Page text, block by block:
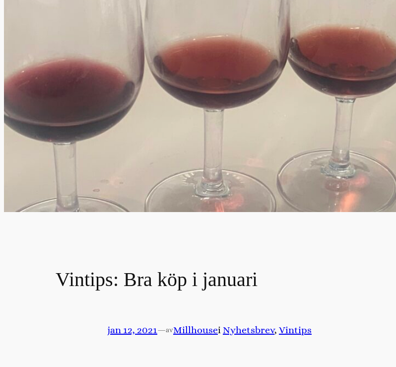
Vintips: Bra köp i januari
jan 12, 2021—avMillhousei Nyhetsbrev, Vintips